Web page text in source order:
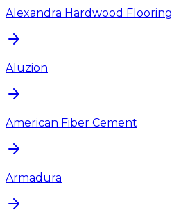
Alexandra Hardwood Flooring
Aluzion
American Fiber Cement
Armadura